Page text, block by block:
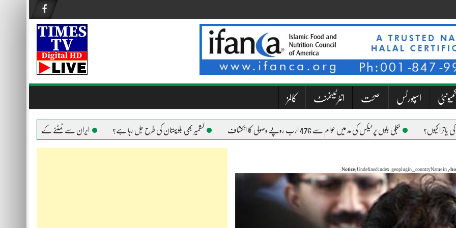
کمیونٹی اسپورٹس صحت انٹرٹینمنٹ کالمز
بجلی بلوں پر ٹیکس کی مد میں عوام سے 476 ارب روپے وصولی کا انکشاف کشمیر بھی بلوچستان کی طرح جل رہا ہے؟ ایران سے نمٹنے کے لیے امریکا ہر
Notice: Undefined index: geoplugin_countryName in /